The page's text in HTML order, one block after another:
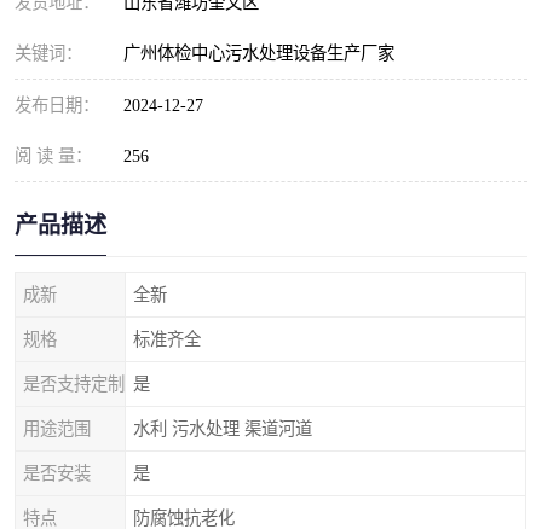
关键词： 广州体检中心污水处理设备生产厂家
发布日期： 2024-12-27
阅 读 量： 256
产品描述
成新 全新
规格 标准齐全
是否支持定制 是
用途范围 水利 污水处理 渠道河道
是否安装 是
特点 防腐蚀抗老化